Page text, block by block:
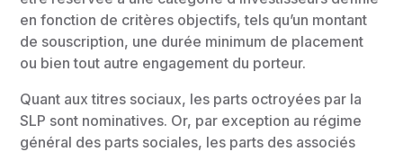
en fonction de critères objectifs, tels qu’un montant
de souscription, une durée minimum de placement
ou bien tout autre engagement du porteur.
Quant aux titres sociaux, les parts octroyées par la
SLP sont nominatives. Or, par exception au régime
général des parts sociales, les parts des associés